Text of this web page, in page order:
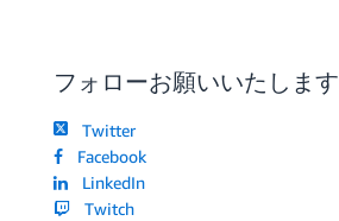
フォローお願いいたします
Twitter
Facebook
LinkedIn
Twitch